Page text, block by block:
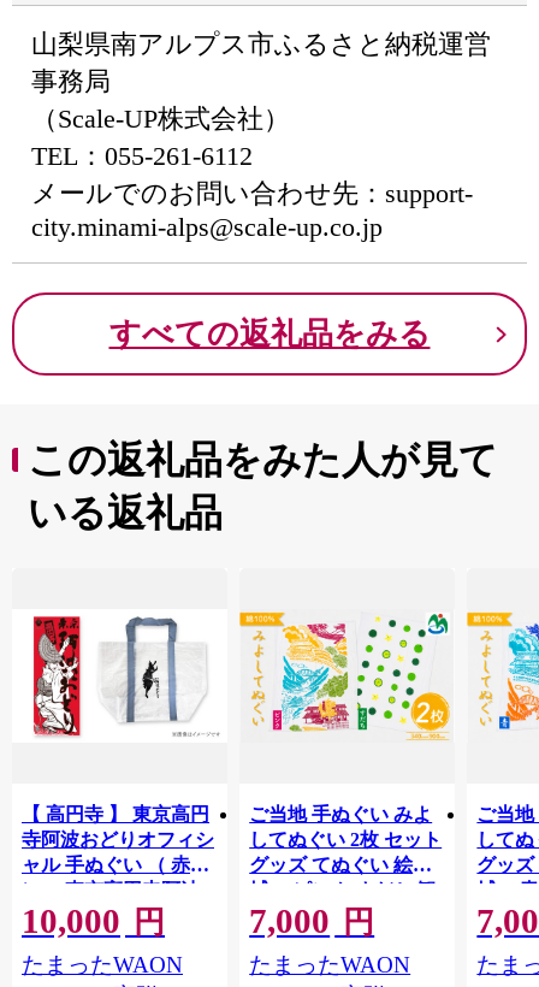
山梨県南アルプス市ふるさと納税運営
事務局
（Scale-UP株式会社）
TEL：055-261-6112
メールでのお問い合わせ先：support-
city.minami-alps@scale-up.co.jp
すべての返礼品をみる
この返礼品をみた人が見て
いる返礼品
【 高円寺 】 東京高円
寺阿波おどりオフィシ
ャル 手ぬぐい （ 赤
）・ 東京高円寺阿波
おどりオフィシャル
ショッパーバッグ セ
ット 【2026年版】 描
10,000 円
たまったWAON
ご当地 手ぬぐい みよ
してぬぐい 2枚 セット
グッズ てぬぐい 絵手
拭い ピンク すだち 観
光 景色 かずら橋 落合
集落 古民家 大歩危峡
百年蔵 阿波池田たば
7,000 円
たまったWAON
ご当
して
グッ
拭い
色 か
古民家
蔵 阿
たま